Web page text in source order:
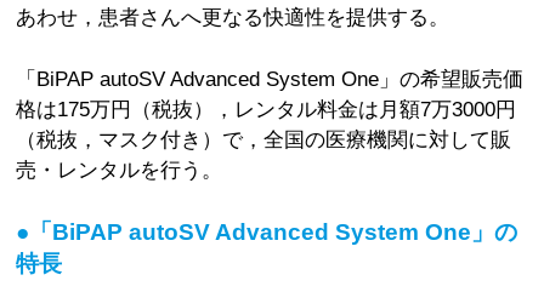
あわせ，患者さんへ更なる快適性を提供する。
「BiPAP autoSV Advanced System One」の希望販売価
格は175万円（税抜），レンタル料金は月額7万3000円
（税抜，マスク付き）で，全国の医療機関に対して販
売・レンタルを行う。
●「BiPAP autoSV Advanced System One」の
特長